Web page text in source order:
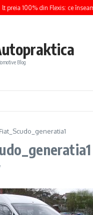
preia 100% din Flexis: ce
Blog
Fiat_Scudo_generatia1